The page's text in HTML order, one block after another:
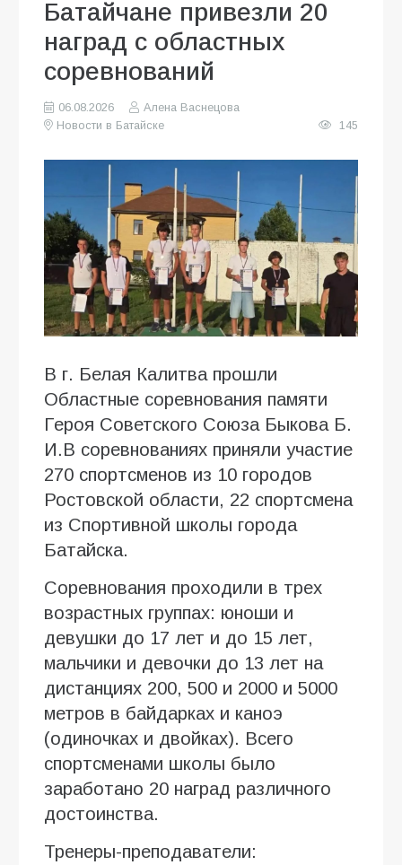
Батайчане привезли 20
наград с областных
соревнований
06.08.2026
Алена Васнецова
Новости в Батайске
145
В г. Белая Калитва прошли
Областные соревнования памяти
Героя Советского Союза Быкова Б.
И.В соревнованиях приняли участие
270 спортсменов из 10 городов
Ростовской области, 22 спортсмена
из Спортивной школы города
Батайска.
Соревнования проходили в трех
возрастных группах: юноши и
девушки до 17 лет и до 15 лет,
мальчики и девочки до 13 лет на
дистанциях 200, 500 и 2000 и 5000
метров в байдарках и каноэ
(одиночках и двойках). Всего
спортсменами школы было
заработано 20 наград различного
достоинства.
Тренеры-преподаватели: